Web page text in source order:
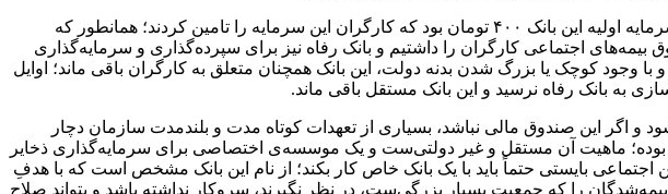
بانک رفاه، یک موسسه مالی با شخصیت حقوقی مستقل است که از سال ۱۳۳۹ با سرمایه کارگران تاسیس شد؛ سرمایه اولیه این بانک ۴۰۰ تومان بود که کارگران این سرمایه را تامین کردند؛ همانطور که
بیمه‌های اجتماعی کارگران را داشتیم و بانک رفاه نیز برای سپرده‌گذاری و سرمایه‌گذاری
کوچک یا بزرگ شدن بدنه دولت، این بانک همچنان متعلق به کارگران باقی ماند؛ اوایل
به بانک رفاه نرسید و این بانک مستقل باقی ماند.
این صندوق مالی نباشد، بسیاری از تعهدات کوتاه مدت و بلندمدت سازمان دچار
بوده؛ ماهیت آن مستقل و غیر دولتی‌ست و یک موسسه‌ی اختصاصی برای سرمایه‌گذاری ذخایر
بایستی حتماً باید با یک بانک خاص کار بکند؛ از نام این بانک مشخص است که با هدفِ
را که جمعیت بسیار بزرگی‌ست، در نظر نگیرند، سروکار نداشته باشد و بتواند صلاح